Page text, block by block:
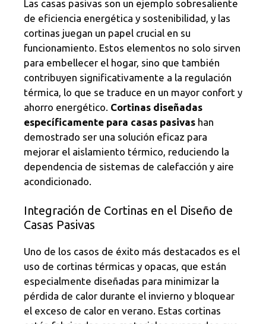
Las casas pasivas son un ejemplo sobresaliente
de eficiencia energética y sostenibilidad, y las
cortinas juegan un papel crucial en su
funcionamiento. Estos elementos no solo sirven
para embellecer el hogar, sino que también
contribuyen significativamente a la regulación
térmica, lo que se traduce en un mayor confort y
ahorro energético. Cortinas diseñadas
específicamente para casas pasivas han
demostrado ser una solución eficaz para
mejorar el aislamiento térmico, reduciendo la
dependencia de sistemas de calefacción y aire
acondicionado.
Integración de Cortinas en el Diseño de
Casas Pasivas
Uno de los casos de éxito más destacados es el
uso de cortinas térmicas y opacas, que están
especialmente diseñadas para minimizar la
pérdida de calor durante el invierno y bloquear
el exceso de calor en verano. Estas cortinas